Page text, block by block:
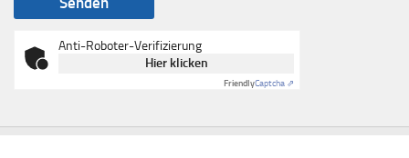
Anti-Roboter-Verifizierung
Hier klicken
FriendlyCaptcha ⇗